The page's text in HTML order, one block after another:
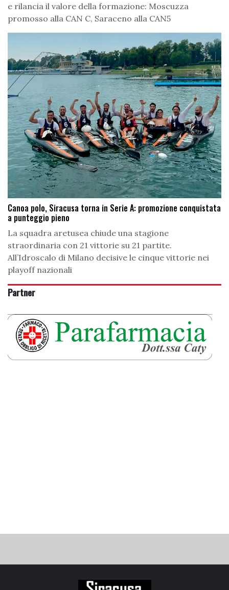
e rilancia il valore della formazione: Moscuzza
promosso alla CAN C, Saraceno alla CAN5
Canoa polo, Siracusa torna in Serie A: promozione conquistata
a punteggio pieno
La squadra aretusea chiude una stagione
straordinaria con 21 vittorie su 21 partite.
All’Idroscalo di Milano decisive le cinque vittorie nei
playoff nazionali
Partner